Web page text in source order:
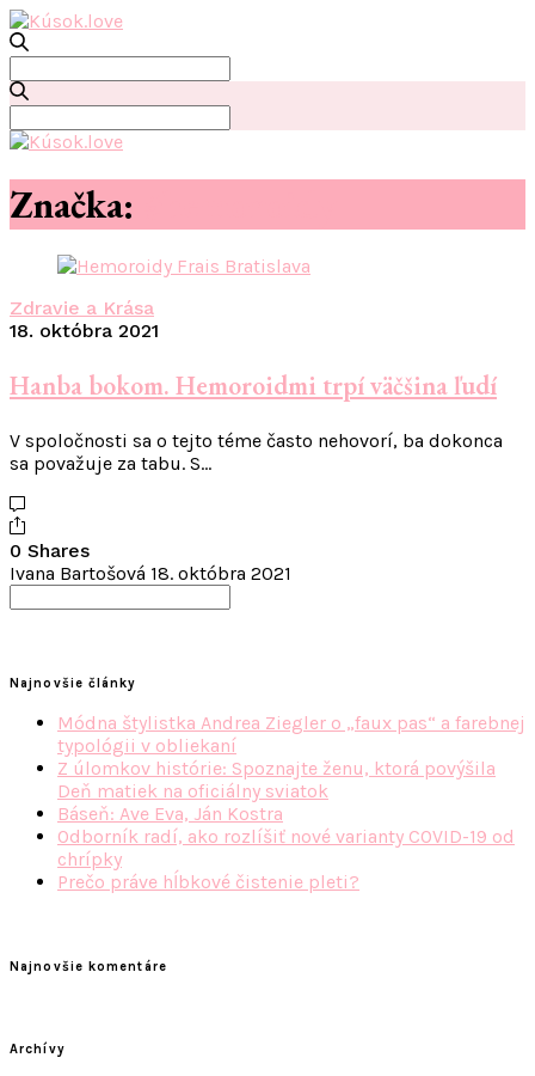
for:
for:
Značka:
Zdravie a Krása
18. októbra 2021
Hanba bokom. Hemoroidmi trpí väčšina ľudí
V spoločnosti sa o tejto téme často nehovorí, ba dokonca
sa považuje za tabu. S…
0 Shares
Ivana Bartošová 18. októbra 2021
Najnovšie články
Módna štylistka Andrea Ziegler o „faux pas“ a farebnej
typológii v obliekaní
Z úlomkov histórie: Spoznajte ženu, ktorá povýšila
Deň matiek na oficiálny sviatok
Báseň: Ave Eva, Ján Kostra
Odborník radí, ako rozlíšiť nové varianty COVID-19 od
chrípky
Prečo práve hĺbkové čistenie pleti?
Najnovšie komentáre
Archívy